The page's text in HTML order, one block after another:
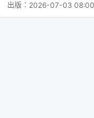
出版： 2026-07-03 08:00